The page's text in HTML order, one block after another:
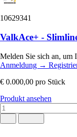
10629341
ValkAce+ -
Melden Sie sich an, um
Anmeldung →
€ 0.000,00 pro Stück
Produkt ansehen